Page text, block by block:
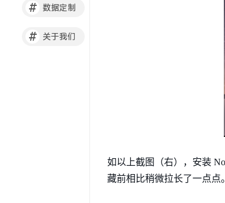
# 数据定制
# 关于我们
如以上截图（右），安装
藏前相比稍微拉长了一点点